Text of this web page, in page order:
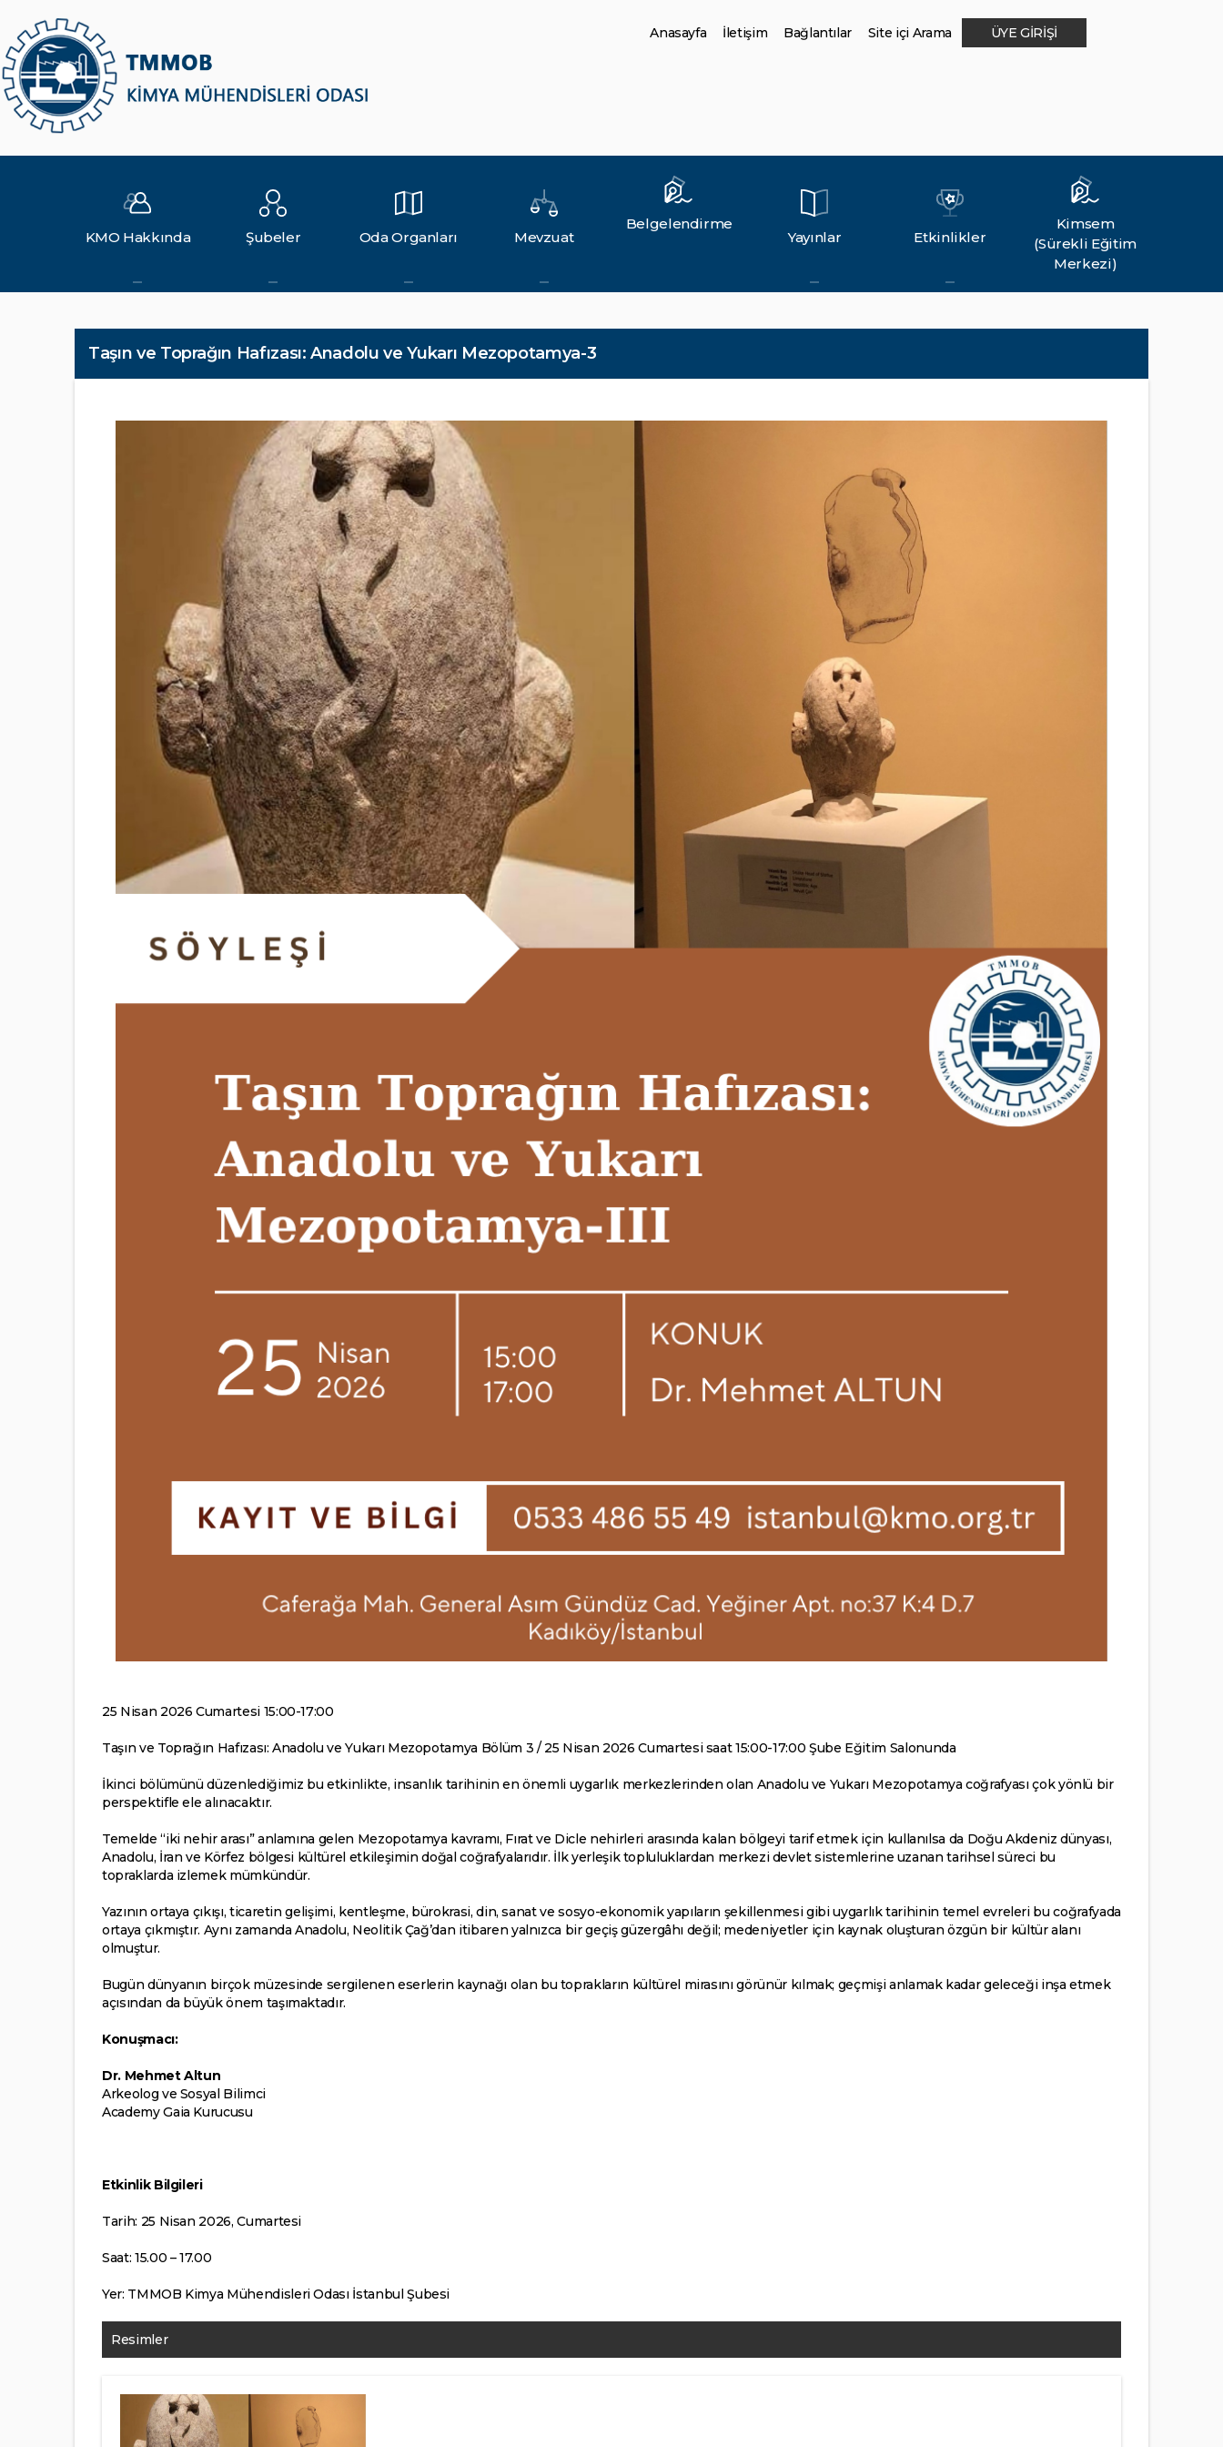
Anasayfa İletişim Bağlantılar Site içi Arama ÜYE GİRİŞİ
KMO Hakkında Şubeler Oda Organları Mevzuat
Belgelendirme
Yayınlar Etkinlikler
Kimsem
(Sürekli Eğitim
Merkezi)
Taşın ve Toprağın Hafızası: Anadolu ve Yukarı Mezopotamya-3
25 Nisan 2026 Cumartesi 15:00-17:00
Taşın ve Toprağın Hafızası: Anadolu ve Yukarı Mezopotamya Bölüm 3 / 25 Nisan 2026 Cumartesi saat 15:00-17:00 Şube Eğitim Salonunda
İkinci bölümünü düzenlediğimiz bu etkinlikte, insanlık tarihinin en önemli uygarlık merkezlerinden olan Anadolu ve Yukarı Mezopotamya coğrafyası çok yönlü bir
perspektifle ele alınacaktır.
Temelde “iki nehir arası” anlamına gelen Mezopotamya kavramı, Fırat ve Dicle nehirleri arasında kalan bölgeyi tarif etmek için kullanılsa da Doğu Akdeniz dünyası,
Anadolu, İran ve Körfez bölgesi kültürel etkileşimin doğal coğrafyalarıdır. İlk yerleşik topluluklardan merkezi devlet sistemlerine uzanan tarihsel süreci bu
topraklarda izlemek mümkündür.
Yazının ortaya çıkışı, ticaretin gelişimi, kentleşme, bürokrasi, din, sanat ve sosyo-ekonomik yapıların şekillenmesi gibi uygarlık tarihinin temel evreleri bu coğrafyada
ortaya çıkmıştır. Aynı zamanda Anadolu, Neolitik Çağ’dan itibaren yalnızca bir geçiş güzergâhı değil; medeniyetler için kaynak oluşturan özgün bir kültür alanı
olmuştur.
Bugün dünyanın birçok müzesinde sergilenen eserlerin kaynağı olan bu toprakların kültürel mirasını görünür kılmak; geçmişi anlamak kadar geleceği inşa etmek
açısından da büyük önem taşımaktadır.
Konuşmacı:
Dr. Mehmet Altun
Arkeolog ve Sosyal Bilimci
Academy Gaia Kurucusu
Etkinlik Bilgileri
Tarih: 25 Nisan 2026, Cumartesi
Saat: 15.00 – 17.00
Yer: TMMOB Kimya Mühendisleri Odası İstanbul Şubesi
Resimler